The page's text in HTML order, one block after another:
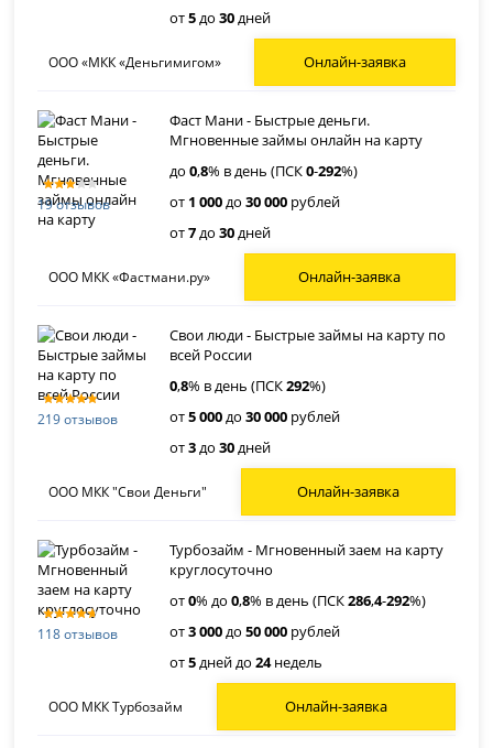
от5до30дней
ООО «МКК «Деньгимигом» Онлайн-заявка
19 отзывов
Фаст Мани - Быстрые деньги.
Мгновенные займы онлайн на карту
до0,8% в день (ПСК0-292%)
от 1 000до30 000 рублей
от7до30дней
ООО МКК «Фастмани.ру» Онлайн-заявка
219 отзывов
Свои люди - Быстрые займы на карту по
всей России
0,8% в день (ПСК292%)
от5 000до30 000 рублей
от3до30дней
ООО МКК "Свои Деньги" Онлайн-заявка
118 отзывов
Турбозайм - Мгновенный заем на карту
круглосуточно
от0% до0,8% в день (ПСК286,4-292%)
от3 000до50 000 рублей
от5дней до24недель
ООО МКК Турбозайм Онлайн-заявка